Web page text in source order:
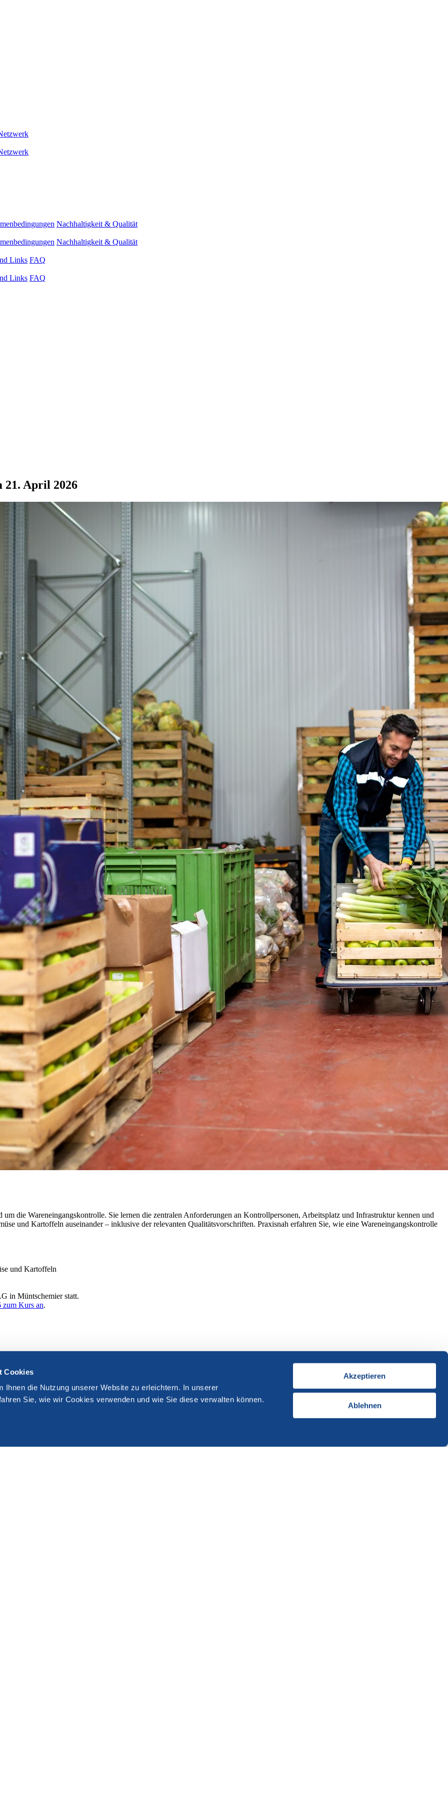
Cookies
Ihnen die Nutzung unserer Website zu erleichtern. In unserer
Sie, wie wir Cookies verwenden und wie Sie diese verwalten können.
Akzeptieren
Ablehnen
Nachhaltigkeit & Qualität
Nachhaltigkeit & Qualität
Links FAQ
Links FAQ
21. April 2026
um die Wareneingangskontrolle. Sie lernen die zentralen Anforderungen an Kontrollpersonen, Arbeitsplatz und Infrastruktur kennen und
und Kartoffeln auseinander – inklusive der relevanten Qualitätsvorschriften. Praxisnah erfahren Sie, wie eine Wareneingangskontrolle
und Kartoffeln
in Müntschemier statt.
zum Kurs an.